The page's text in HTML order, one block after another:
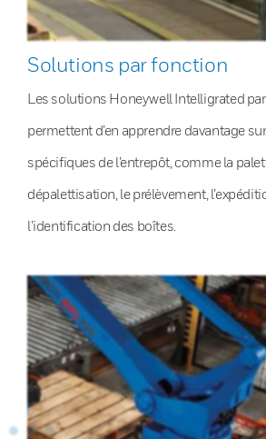
Solutions par fonction
Les solutions Honeywell Intelligrated
permettent d’en apprendre davantage
spécifiques de l’entrepôt, comme la
dépalettisation, le prélèvement,
l’identification des boîtes.